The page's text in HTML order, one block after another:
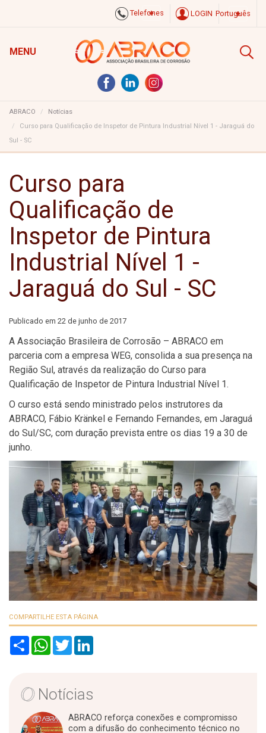
Telefones LOGIN Português
MENU
ABRACO
Notícias
Curso para Qualificação de Inspetor de Pintura Industrial Nível 1 - Jaraguá do
Sul - SC
Curso para
Qualificação de
Inspetor de Pintura
Industrial Nível 1 -
Jaraguá do Sul - SC
Publicado em 22 de junho de 2017
A Associação Brasileira de Corrosão – ABRACO em
parceria com a empresa WEG, consolida a sua presença na
Região Sul, através da realização do Curso para
Qualificação de Inspetor de Pintura Industrial Nível 1.
O curso está sendo ministrado pelos instrutores da
ABRACO, Fábio Kränkel e Fernando Fernandes, em Jaraguá
do Sul/SC, com duração prevista entre os dias 19 a 30 de
junho.
COMPARTILHE ESTA PÁGINA
S
W
p
T
w
e
r
Notícias
ABRACO reforça conexões e compromisso
com a difusão do conhecimento técnico no